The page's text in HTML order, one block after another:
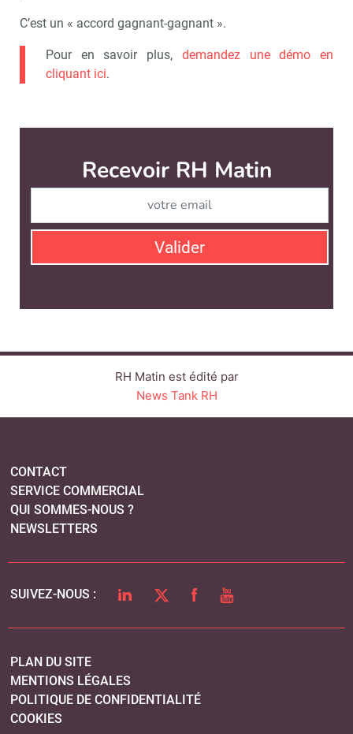
C’est un « accord gagnant-gagnant ».
Pour en savoir plus, demandez une démo en
cliquant ici.
RH Matin est édité par
News Tank RH
QUI SOMMES-NOUS ?
LINKEDINTWITTERFACEBOOK
PLAN DU SITE
MENTIONS LÉGALES
POLITIQUE DE CONFIDENTIALITÉ
COOKIES